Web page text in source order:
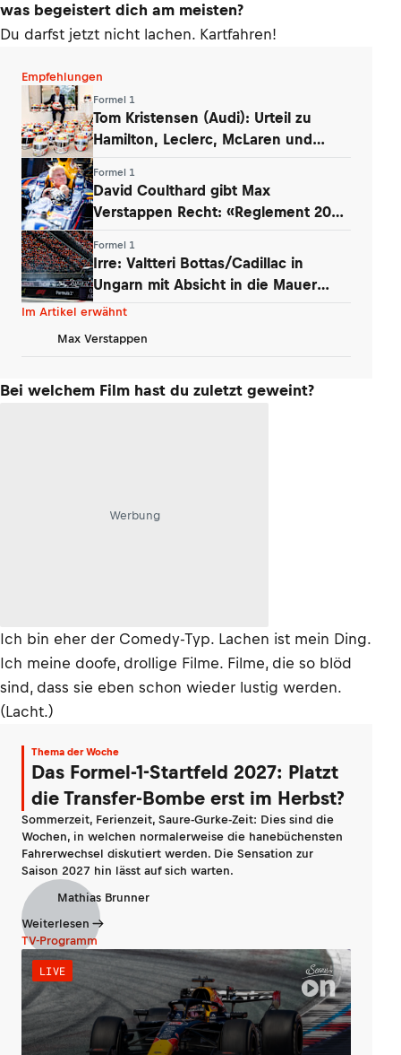
was begeistert dich am meisten?
Du darfst jetzt nicht lachen. Kartfahren!
Empfehlungen
Formel 1
Tom Kristensen (Audi): Urteil zu
Hamilton, Leclerc, McLaren und
Formel 1
David Coulthard gibt Max
Verstappen Recht: «Reglement 2026
Formel 1
Irre: Valtteri Bottas/Cadillac in
Ungarn mit Absicht in die Mauer
gefahren
Im Artikel erwähnt
Max Verstappen
Bei welchem Film hast du zuletzt geweint?
Werbung
Ich bin eher der Comedy-Typ. Lachen ist mein Ding.
Ich meine doofe, drollige Filme. Filme, die so blöd
sind, dass sie eben schon wieder lustig werden.
(Lacht.)
Thema der Woche
Das Formel-1-Startfeld 2027: Platzt
die Transfer-Bombe erst im Herbst?
Sommerzeit, Ferienzeit, Saure-Gurke-Zeit: Dies sind die
Wochen, in welchen normalerweise die hanebüchensten
Fahrerwechsel diskutiert werden. Die Sensation zur
Saison 2027 hin lässt auf sich warten.
Mathias Brunner
Weiterlesen
TV-Programm
LIVE